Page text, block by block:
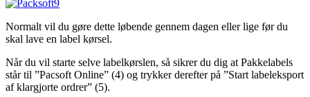
Normalt vil du gøre dette løbende gennem dagen eller lige før du
skal lave en label kørsel.
Når du vil starte selve labelkørslen, så sikrer du dig at Pakkelabels
står til ”Pacsoft Online” (4) og trykker derefter på ”Start labeleksport
af klargjorte ordrer” (5).